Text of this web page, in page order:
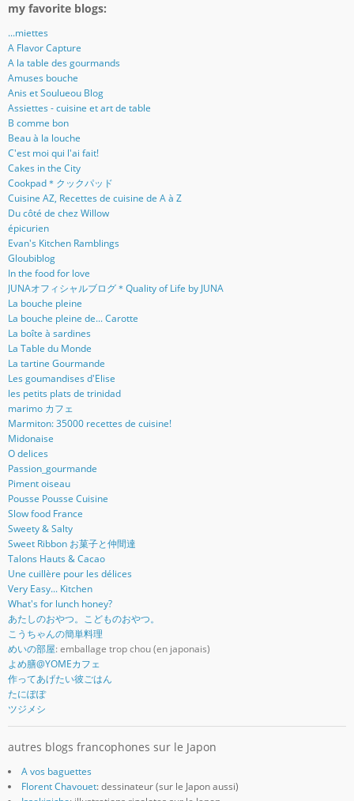
my favorite blogs:
...miettes
A Flavor Capture
A la table des gourmands
Amuses bouche
Anis et Soulueou Blog
Assiettes - cuisine et art de table
B comme bon
Beau à la louche
C'est moi qui l'ai fait!
Cakes in the City
Cookpad＊クックパッド
Cuisine AZ, Recettes de cuisine de A à Z
Du côté de chez Willow
épicurien
Evan's Kitchen Ramblings
Gloubiblog
In the food for love
JUNAオフィシャルブログ＊Quality of Life by JUNA
La bouche pleine
La bouche pleine de... Carotte
La boîte à sardines
La Table du Monde
La tartine Gourmande
Les goumandises d'Elise
les petits plats de trinidad
marimo カフェ
Marmiton: 35000 recettes de cuisine!
Midonaise
O delices
Passion_gourmande
Piment oiseau
Pousse Pousse Cuisine
Slow food France
Sweety & Salty
Sweet Ribbon お菓子と仲間達
Talons Hauts & Cacao
Une cuillère pour les délices
Very Easy... Kitchen
What's for lunch honey?
あたしのおやつ。こどものおやつ。
こうちゃんの簡単料理
めいの部屋: emballage trop chou (en japonais)
よめ膳@YOMEカフェ
作ってあげたい彼ごはん
たにぽぽ
ツジメシ
autres blogs francophones sur le Japon
A vos baguettes
Florent Chavouet: dessinateur (sur le Japon aussi)